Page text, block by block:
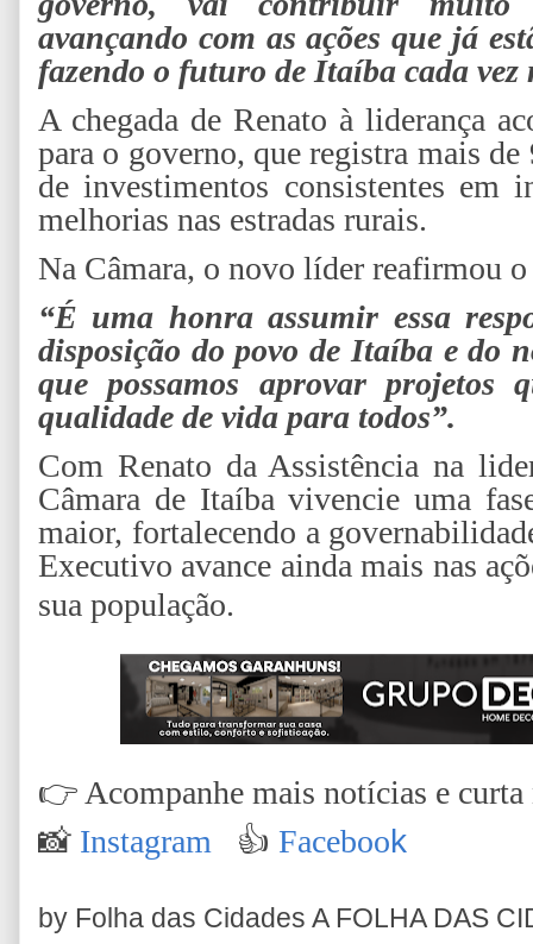
avançando com as ações que já
fazendo o futuro de Itaíba cada vez
A chegada de Renato à liderança
para o governo, que registra mais
de investimentos consistentes em
melhorias nas estradas rurais.
Na Câmara, o novo líder reafirmou
“É uma honra assumir essa
disposição do povo de Itaíba e do
que possamos aprovar projetos
qualidade de vida para todos”.
Com Renato da Assistência na
Câmara de Itaíba vivencie uma
maior, fortalecendo a
Executivo avance ainda mais nas
sua população.
👉 Acompanhe mais notícias e curta
📸 Instagram 👍 Facebook
by Folha das Cidades A FOLHA DAS